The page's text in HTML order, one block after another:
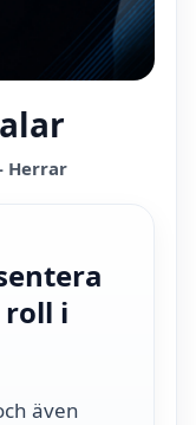
Herrar
roll i
även